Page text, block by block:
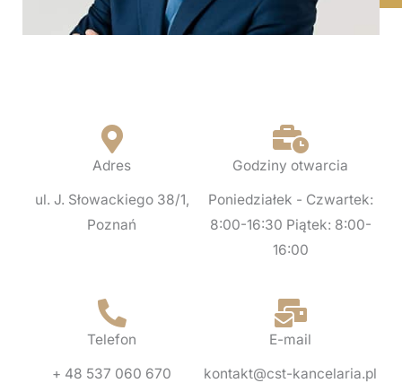
Adres
ul. J. Słowackiego 38/1,
Poznań
Godziny otwarcia
Poniedziałek - Czwartek:
8:00-16:30 Piątek: 8:00-
16:00
Telefon
+ 48 537 060 670
E-mail
kontakt@cst-kancelaria.pl